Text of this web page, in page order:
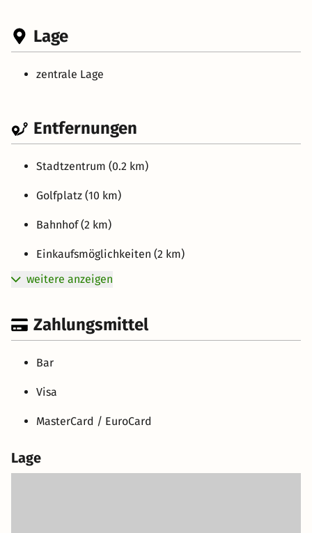
Lage
zentrale Lage
Entfernungen
Stadtzentrum (0.2 km)
Golfplatz (10 km)
Bahnhof (2 km)
Einkaufsmöglichkeiten (2 km)
weitere anzeigen
Zahlungsmittel
Bar
Visa
MasterCard / EuroCard
Lage